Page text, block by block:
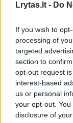
Lrytas.lt - Do
If you wish to
processing of
targeted
section to
opt-out request
interest-based
us or personal
your opt-out.
disclosure of